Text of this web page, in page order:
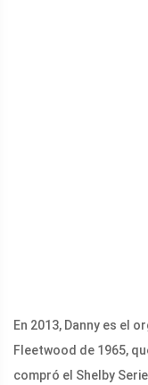
En 2013, Danny es el
Fleetwood de 1965,
compró el Shelby